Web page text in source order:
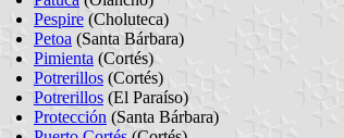
Pespire (Choluteca)
Petoa (Santa Bárbara)
Pimienta (Cortés)
Potrerillos (Cortés)
Potrerillos (El Paraíso)
Protección (Santa Bárbara)